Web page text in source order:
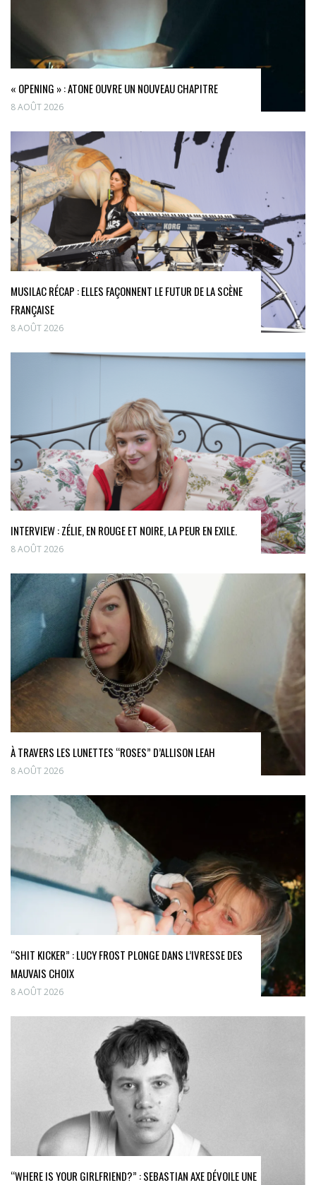
« OPENING » : ATONE OUVRE UN NOUVEAU CHAPITRE
8 AOÛT 2026
MUSILAC RÉCAP : ELLES FAÇONNENT LE FUTUR DE LA SCÈNE
FRANÇAISE
8 AOÛT 2026
INTERVIEW : ZÉLIE, EN ROUGE ET NOIRE, LA PEUR EN EXILE.
8 AOÛT 2026
À TRAVERS LES LUNETTES “ROSES” D’ALLISON LEAH
8 AOÛT 2026
“SHIT KICKER” : LUCY FROST PLONGE DANS L’IVRESSE DES
MAUVAIS CHOIX
8 AOÛT 2026
“WHERE IS YOUR GIRLFRIEND?” : SEBASTIAN AXE DÉVOILE UNE